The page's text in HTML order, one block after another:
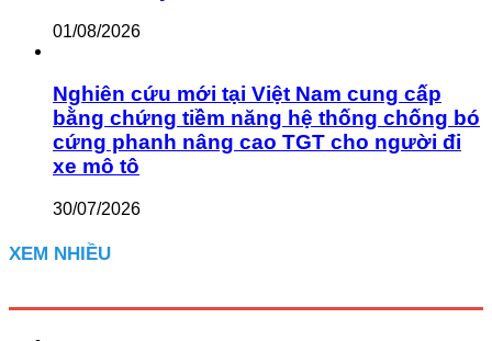
01/08/2026
Nghiên cứu mới tại Việt Nam cung cấp
bằng chứng tiềm năng hệ thống chống bó
cứng phanh nâng cao TGT cho người đi
xe mô tô
30/07/2026
XEM NHIỀU